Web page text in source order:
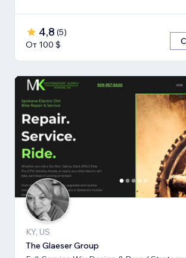
4,8 (5)
От 100 $
KY, US
The Glaeser Group